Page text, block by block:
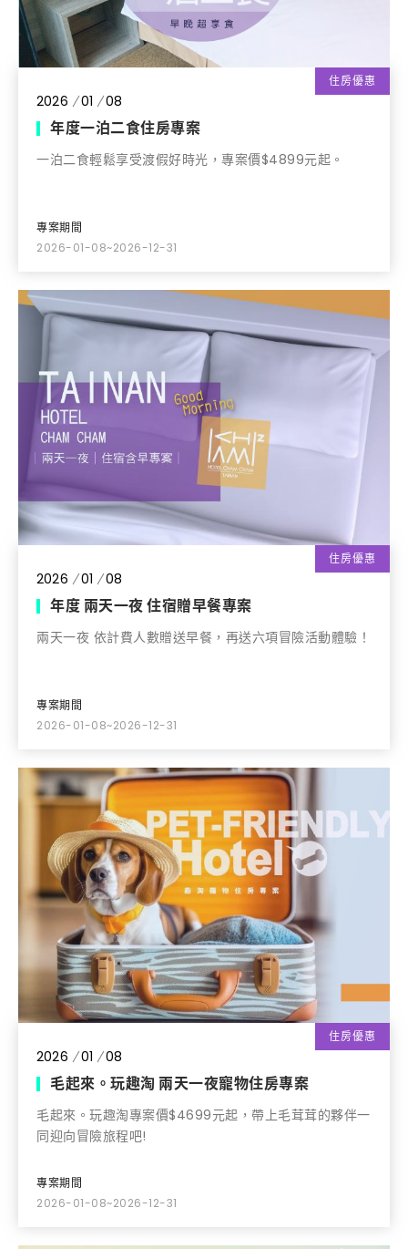
2026 01 08
住房優惠
年度一泊二食住房專案
一泊二食輕鬆享受渡假好時光，專案價$4899元起。
專案期間
2026-01-08~2026-12-31
2026 01 08
住房優惠
年度 兩天一夜 住宿贈早餐專案
兩天一夜 依計費人數贈送早餐，再送六項冒險活動體驗！
專案期間
2026-01-08~2026-12-31
2026 01 08
住房優惠
毛起來。玩趣淘 兩天一夜寵物住房專案
毛起來。玩趣淘專案價$4699元起，帶上毛茸茸的夥伴一
同迎向冒險旅程吧!
專案期間
2026-01-08~2026-12-31